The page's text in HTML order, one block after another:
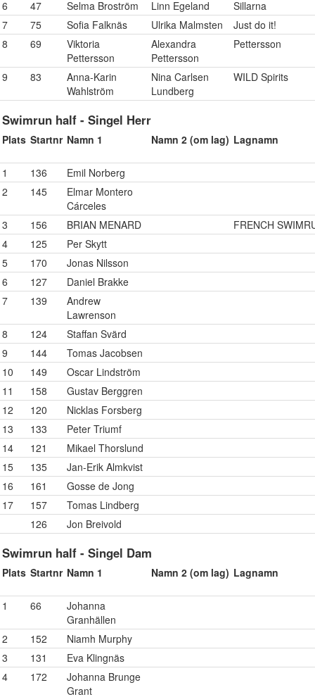
6 47 Selma Broström Linn Egeland
Sillarna
7
75 Sofia Falknäs Ulrika Malmsten
Just do it!
8
69
Viktoria
Pettersson
Alexandra
Pettersson
Pettersson
9 83
Anna-Karin
Wahlström
Nina Carlsen
Lundberg
WILD Spirits
Swimrun half - Singel Herr
Plats Startnr Namn 1 Namn 2 (om lag) Lagnamn
1 136
Emil Norberg
2
145
Elmar Montero
Cárceles
3
156 BRIAN MENARD
FRENCH
4
125
Per Skytt
5
170
Jonas Nilsson
6
127
Daniel Brakke
7
139
Andrew
Lawrenson
8
124
Staffan Svärd
9
144
Tomas Jacobsen
10
149
Oscar Lindström
11
158
Gustav Berggren
12
120
Nicklas Forsberg
13
133
Peter Triumf
14
121
Mikael Thorslund
15
135
Jan-Erik Almkvist
16
161
Gosse de Jong
17
157
Tomas Lindberg
126
Jon Breivold
Swimrun half - Singel Dam
Plats Startnr Namn 1 Namn 2 (om lag) Lagnamn
1 66
Johanna
Granhällen
2
152
Niamh Murphy
3
131
Eva Klingnäs
4
172
Johanna Brunge
Grant